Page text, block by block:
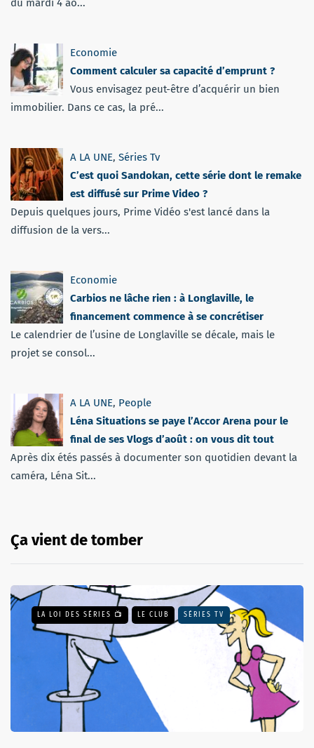
du mardi 4 ao...
Economie
Comment calculer sa capacité d’emprunt ?
Vous envisagez peut-être d’acquérir un bien
immobilier. Dans ce cas, la pré...
A LA UNE, Séries Tv
C’est quoi Sandokan, cette série dont le remake
est diffusé sur Prime Video ?
Depuis quelques jours, Prime Vidéo s'est lancé dans la
diffusion de la vers...
Economie
Carbios ne lâche rien : à Longlaville, le
financement commence à se concrétiser
Le calendrier de l’usine de Longlaville se décale, mais le
projet se consol...
A LA UNE, People
Léna Situations se paye l’Accor Arena pour le
final de ses Vlogs d’août : on vous dit tout
Après dix étés passés à documenter son quotidien devant la
caméra, Léna Sit...
Ça vient de tomber
LA LOI DES SÉRIES 📺 LE CLUB SÉRIES TV